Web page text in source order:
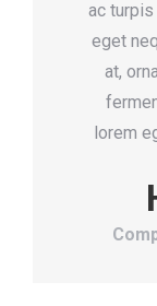
ac
eget
at,
lorem